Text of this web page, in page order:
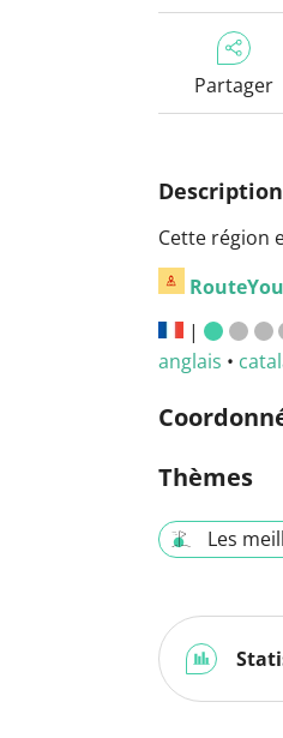
Partager
Description
Cette région
|
anglais •
Thèmes
Les